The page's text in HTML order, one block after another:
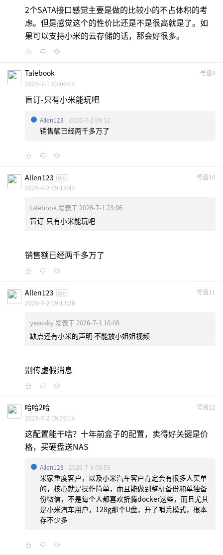
2个SATA接口感觉主要是做的比较小的不占体积的考
虑。但是感觉这个的性价比还是不是很高就是了。如
果可以支持小米的云存储的话，那会好很多。
号盘9
Talebook
2026-7-1 23:06:04
盲订-只有小米能玩吧
Allen123 2026-7-2 09:12
销售额已经两千多万了
号盘10
Allen123 楼主
2026-7-2 09:12:42
talebook 发表于 2026-7-1 23:06
盲订-只有小米能玩吧
销售额已经两千多万了
号盘11
Allen123 楼主
2026-7-2 09:13:20
yexusky 发表于 2026-7-1 16:08
缺点还有小米的声明 不能放小姐姐视频
别传虚假消息
号盘12
哈哈2哈
2026-7-2 09:29:14
这配置能干啥？十年前盒子的配置，卖得好关键是价
格，买硬盘送NAS
Allen123 2026-7-3 09:53
米家重度客户，以及小米汽车客户肯定会有很多人买单
的，核心就是操作简单，而且能做到整机备份和单独备
份微信，不是每个人都喜欢折腾docker这些，而且尤其
是小米汽车用户，128g那个U盘，开了哨兵模式，根本
存不少多